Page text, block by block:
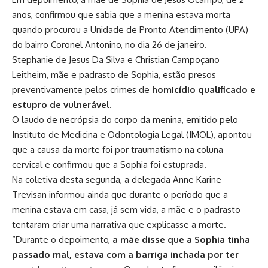
anos, confirmou que sabia que a menina estava morta
quando procurou a Unidade de Pronto Atendimento (UPA)
do bairro Coronel Antonino, no dia 26 de janeiro.
Stephanie de Jesus Da Silva e Christian Campoçano
Leitheim, mãe e padrasto de Sophia, estão presos
preventivamente pelos crimes de homicídio qualificado e
estupro de vulnerável.
O laudo de necrópsia do corpo da menina, emitido pelo
Instituto de Medicina e Odontologia Legal (IMOL), apontou
que a causa da morte foi por traumatismo na coluna
cervicale confirmou que a Sophia foi estuprada.
Na coletiva desta segunda, a delegada Anne Karine
Trevisan informou ainda que durante o período que a
menina estava em casa, já sem vida, a mãe e o padrasto
tentaram criar uma narrativa que explicasse a morte.
“Durante o depoimento, a mãe disse que a Sophia tinha
passado mal, estava com a barriga inchada por ter